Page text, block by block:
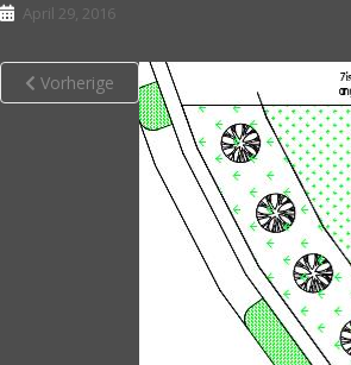
April 29, 2016
Vorherige